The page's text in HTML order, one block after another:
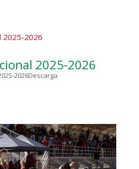
2025-2026
2026Descarga